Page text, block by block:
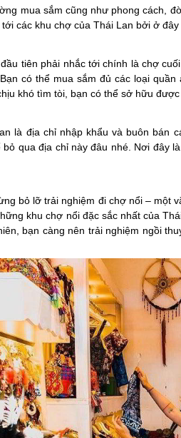
mua sắm cũng như phong cách,
các khu chợ của Thái Lan bởi ở
tiên phải nhắc tới chính là chợ
có thể mua sắm đủ các loại
khó tìm tòi, bạn có thể sở hữu
là địa chỉ nhập khẩu và buôn bán
qua địa chỉ này đâu nhé. Nơi đây
bỏ lỡ trải nghiệm đi chợ nổi – một
khu chợ nổi đặc sắc nhất của
bạn càng nên trải nghiệm ngồi